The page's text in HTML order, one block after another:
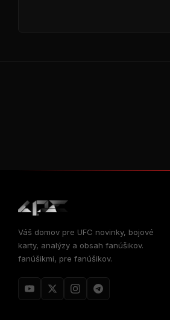
Váš domov pre UFC novinky, bojové
karty, analýzy a obsah fanúšikov.
fanúšikmi, pre fanúšikov.